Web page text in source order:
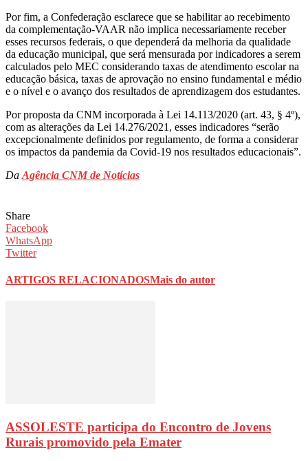
Por fim, a Confederação esclarece que se habilitar ao recebimento
da complementação-VAAR não implica necessariamente receber
esses recursos federais, o que dependerá da melhoria da qualidade
da educação municipal, que será mensurada por indicadores a serem
calculados pelo MEC considerando taxas de atendimento escolar na
educação básica, taxas de aprovação no ensino fundamental e médio
e o nível e o avanço dos resultados de aprendizagem dos estudantes.
Por proposta da CNM incorporada à Lei 14.113/2020 (art. 43, § 4º),
com as alterações da Lei 14.276/2021, esses indicadores “serão
excepcionalmente definidos por regulamento, de forma a considerar
os impactos da pandemia da Covid-19 nos resultados educacionais”.
Da Agência CNM de Notícias
Share
Facebook
WhatsApp
Twitter
ARTIGOS RELACIONADOSMais do autor
ASSOLESTE participa do Encontro de Jovens
Rurais promovido pela Emater